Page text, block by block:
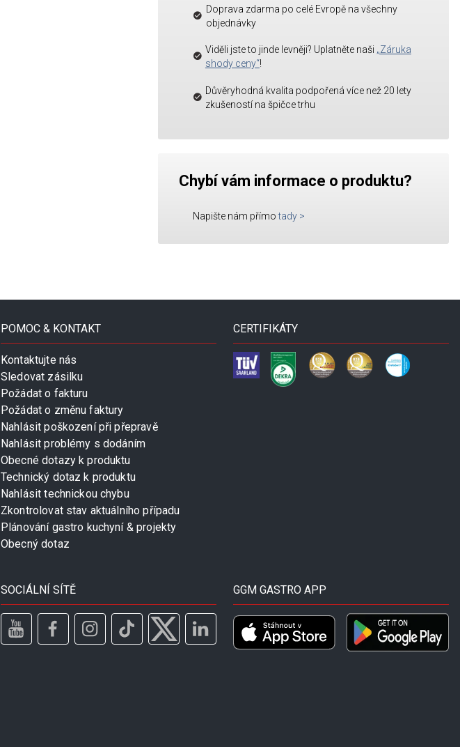
Doprava zdarma po celé Evropě na všechny
objednávky
Viděli jste to jinde levněji? Uplatněte naši „Záruka
shody ceny“!
Důvěryhodná kvalita podpořená více než 20 lety
zkušeností na špičce trhu
Chybí vám informace o produktu?
Napište nám přímo tady >
POMOC & KONTAKT
Kontaktujte nás
Sledovat zásilku
Požádat o fakturu
Požádat o změnu faktury
Nahlásit poškození při přepravě
Nahlásit problémy s dodáním
Obecné dotazy k produktu
Technický dotaz k produktu
Nahlásit technickou chybu
Zkontrolovat stav aktuálního případu
Plánování gastro kuchyní & projekty
Obecný dotaz
CERTIFIKÁTY
SOCIÁLNÍ SÍTĚ GGM GASTRO APP